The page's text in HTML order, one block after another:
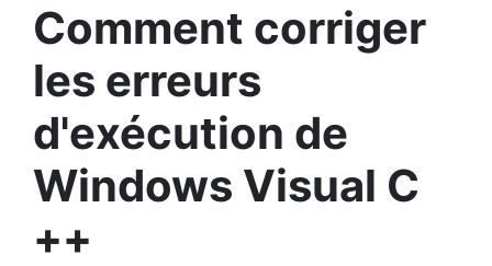
Comment corriger
les erreurs
d'exécution de
Windows Visual C
++